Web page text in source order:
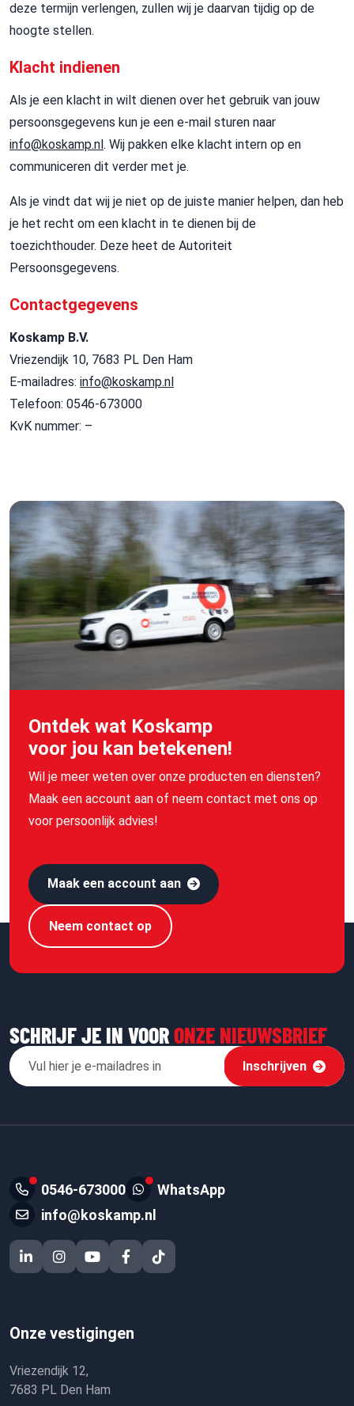
deze termijn verlengen, zullen wij je daarvan tijdig op de
hoogte stellen.
Klacht indienen
Als je een klacht in wilt dienen over het gebruik van jouw
persoonsgegevens kun je een e-mail sturen naar
info@koskamp.nl . Wij pakken elke klacht intern op en
communiceren dit verder met je.
Als je vindt dat wij je niet op de juiste manier helpen, dan heb
je het recht om een klacht in te dienen bij de
toezichthouder. Deze heet de Autoriteit
Persoonsgegevens.
Contactgegevens
Koskamp B.V.
Vriezendijk 10, 7683 PL Den Ham
E-mailadres: info@koskamp.nl
Telefoon: 0546-673000
KvK nummer: –
Ontdek wat Koskamp
voor jou kan betekenen!
Wil je meer weten over onze producten en diensten?
Maak een account aan of neem contact met ons op
voor persoonlijk advies!
Maak een account aan
Neem contact op
SCHRIJF JE IN VOORONZE NIEUWSBRIEF
Inschrijven
0546-673000
WhatsApp
info@koskamp.nl
Onze vestigingen
Vriezendijk 12,
7683 PL Den Ham